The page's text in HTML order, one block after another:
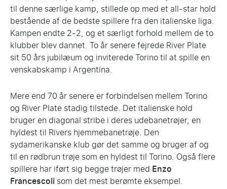
til denne særlige kamp, stillede op med et all-star hold
bestående af de bedste spillere fra den italienske liga.
Kampen endte 2-2, og et særligt forhold mellem de to
klubber blev dannet. To år senere fejrede River Plate
sit 50 års jubilæum og inviterede Torino til at spille en
venskabskamp i Argentina.
Mere end 70 år senere er forbindelsen mellem Torino
og River Plate stadig tilstede. Det italienske hold
bruger en diagonal stribe i deres udebanetrøjer, en
hyldest til Rivers hjemmebanetrøje. Den
sydamerikanske klub gør det samme og bruger af og
til en rødbrun trøje som en hyldest til Torino. Også flere
spillere har iført sig begge trøjer med Enzo
Francescoli som det mest berømte eksempel.